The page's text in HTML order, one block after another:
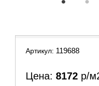
Артикул: 119688
Цена: 8172 р/